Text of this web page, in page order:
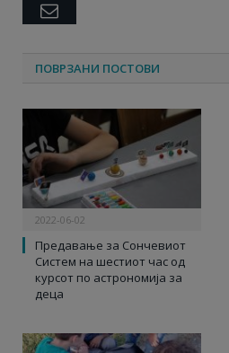
Email
ПОВРЗАНИ ПОСТОВИ
2022-06-02
Предавање за Сончевиот
Систем на шестиот час од
курсот по астрономија за
деца